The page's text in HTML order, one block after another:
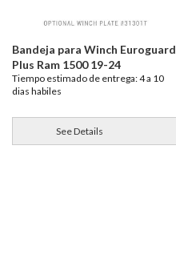
Bandeja para Winch Euroguard
Plus Ram 1500 19-24
Tiempo estimado de entrega: 4 a 10
dias habiles
See Details